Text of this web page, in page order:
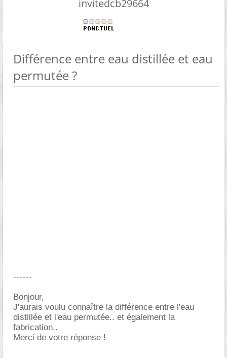
invitedcb29664
Différence entre eau distillée et eau
permutée ?
------
Bonjour,
J'aurais voulu connaître la différence entre l'eau
distillée et l'eau permutée.. et également la
fabrication..
Merci de votre réponse !